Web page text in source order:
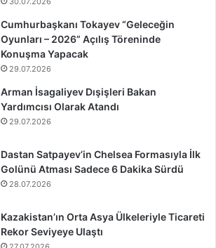
Cumhurbaşkanı Tokayev “Geleceğin
Oyunları – 2026” Açılış Töreninde
Konuşma Yapacak
29.07.2026
Arman İsagaliyev Dışişleri Bakan
Yardımcısı Olarak Atandı
29.07.2026
Dastan Satpayev’in Chelsea Formasıyla İlk
Golünü Atması Sadece 6 Dakika Sürdü
28.07.2026
Kazakistan’ın Orta Asya Ülkeleriyle Ticareti
Rekor Seviyeye Ulaştı